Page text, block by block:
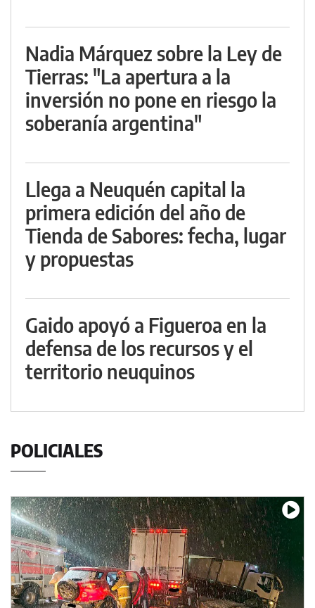
Nadia Márquez sobre la Ley de
Tierras: "La apertura a la
inversión no pone en riesgo la
soberanía argentina"
Llega a Neuquén capital la
primera edición del año de
Tienda de Sabores: fecha, lugar
y propuestas
Gaido apoyó a Figueroa en la
defensa de los recursos y el
territorio neuquinos
POLICIALES